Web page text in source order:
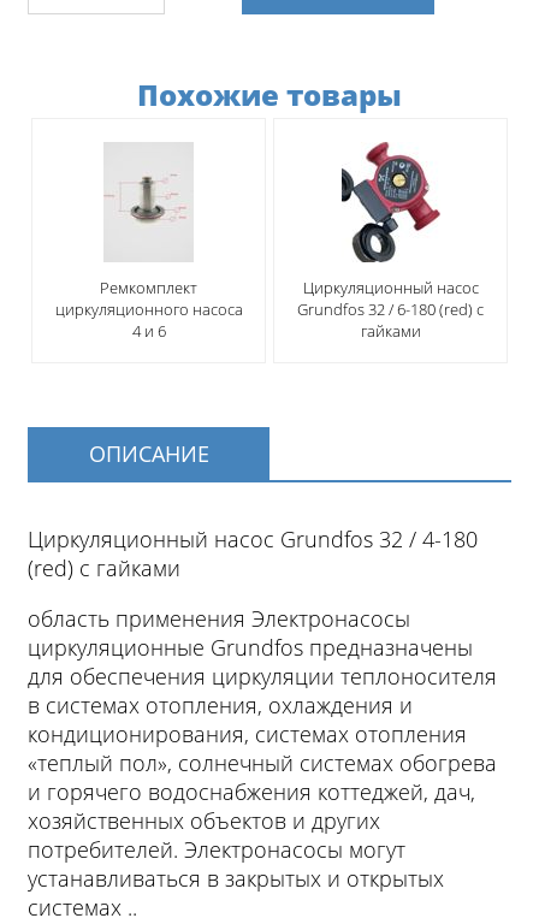
Похожие товары
Ремкомплект
циркуляционного насоса
4 и 6
Циркуляционный насос
Grundfos 32 / 6-180 (red) с
гайками
ОПИСАНИЕ
Циркуляционный насос Grundfos 32 / 4-180
(red) с гайками
область применения Электронасосы
циркуляционные Grundfos предназначены
для обеспечения циркуляции теплоносителя
в системах отопления, охлаждения и
кондиционирования, системах отопления
«теплый пол», солнечный системах обогрева
и горячего водоснабжения коттеджей, дач,
хозяйственных объектов и других
потребителей. Электронасосы могут
устанавливаться в закрытых и открытых
системах ..